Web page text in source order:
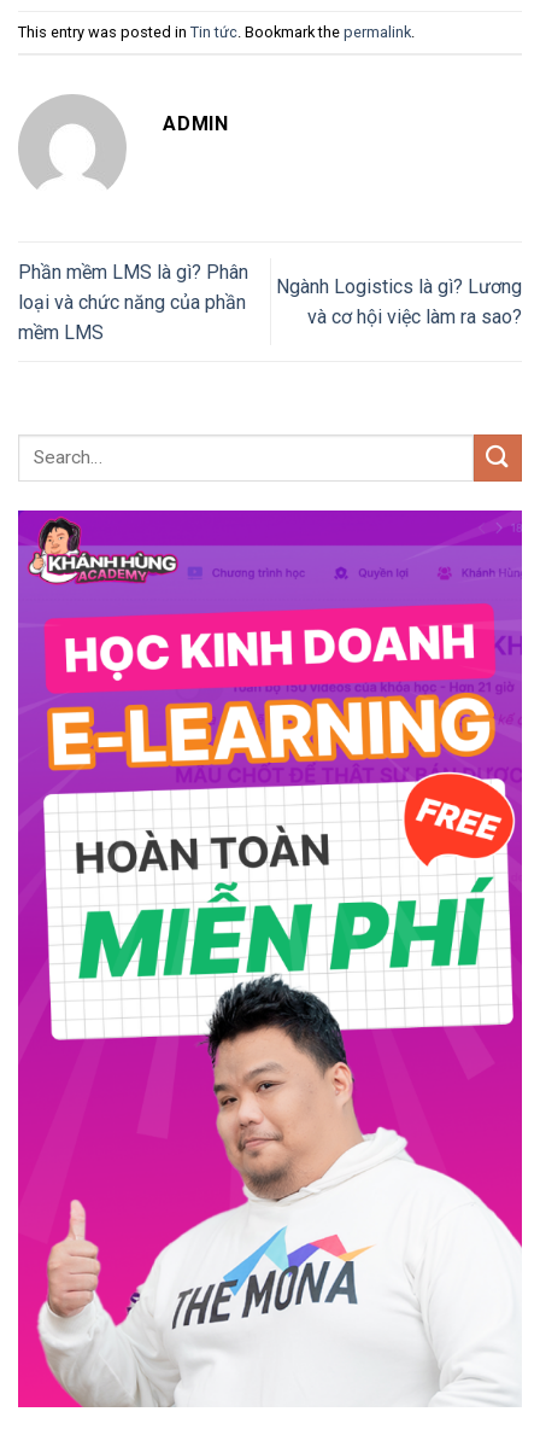
This entry was posted in Tin tức . Bookmark the permalink
ADMIN
Phần mềm LMS là gì? Phân
loại và chức năng của phần
mềm LMS
Ngành Logistics là gì? Lương
và cơ hội việc làm ra sao?